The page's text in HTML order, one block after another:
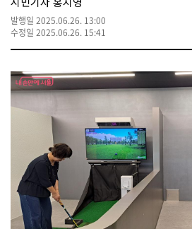
대
표
소
통
포
발행일 2025.06.26. 13:00
수정일 2025.06.26. 15:41